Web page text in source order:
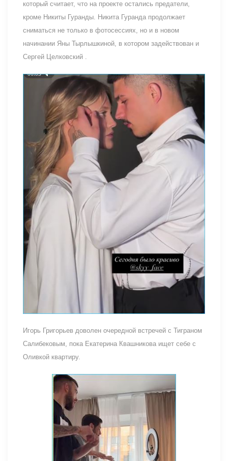
который считает, что на проекте остались предатели,
кроме Никиты Гуранды. Никита Гуранда продолжает
сниматься не только в фотосессиях, но и в новом
начинании Яны Тырлышкиной, в котором задействован и
Сергей Целковский .
Игорь Григорьев доволен очередной встречей с Тиграном
Салибековым, пока Екатерина Квашникова ищет себе с
Оливкой квартиру.